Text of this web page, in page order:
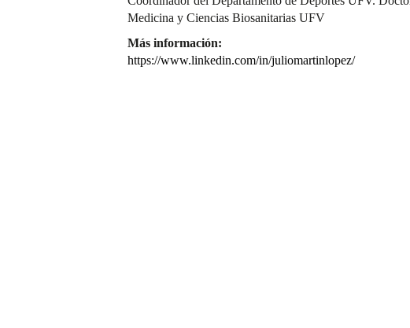
Medicina y Ciencias Biosanitarias UFV
Más información:
https://www.linkedin.com/in/juliomartinlopez/